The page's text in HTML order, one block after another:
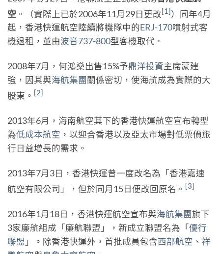
空 。（實際上已於2006年11月29日更改[1]）同年4月
起，香港快運航空陸續將機隊中的ERJ-170噴射式客
機退租，並由波音737-800型客機取代。
2008年7月，何鴻燊出售15%予鼎洋投資主席蒙建
強，因其與海航集團 關係密切，使海航成為實際的大
股東。 [2]
2013年6月，海南航空其下的香港快運航空宣布轉型
為低成本航空 ，以迎合香港以及亞太市場對低票價旅
行日益增長的需求。
2013年7月3日，香港快運曾一度改名為「香港嘉速
航空有限公司」，但於同月15日便改回原名。 [3]
2016年1月18日，香港快運航空宣布與海航集團旗下
3家廉航組成「廉航聯盟」，新成立聯盟名為「優行
聯盟 」。除香港快運外，首批成員包含西部航空 、 祥